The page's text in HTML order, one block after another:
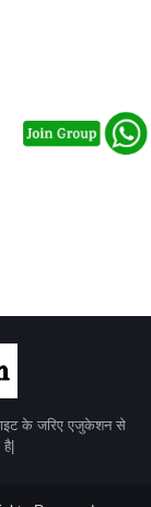
के जरिए एजुकेशन से